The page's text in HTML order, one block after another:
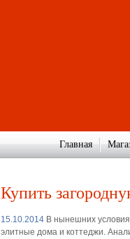
Главная
Купить
15.10.2014 В нынешних
элитные дома и коттеджи.